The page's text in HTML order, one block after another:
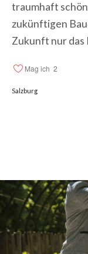
traumhaft
zukünftigen
Zukunft nur das
Mag ich 2
Salzburg